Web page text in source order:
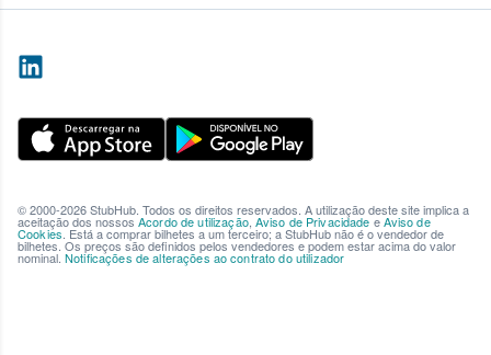
© 2000-2026 StubHub. Todos os direitos reservados. A utilização deste site implica a
aceitação dos nossos Acordo de utilização, Aviso de Privacidade eAviso de
Cookies . Está a comprar bilhetes a um terceiro; a StubHub não é o vendedor de
bilhetes. Os preços são definidos pelos vendedores e podem estar acima do valor
nominal. Notificações de alterações ao contrato do utilizador